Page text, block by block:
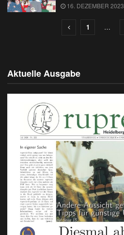
16. DEZEMBER 2023
1 …
Aktuelle Ausgabe